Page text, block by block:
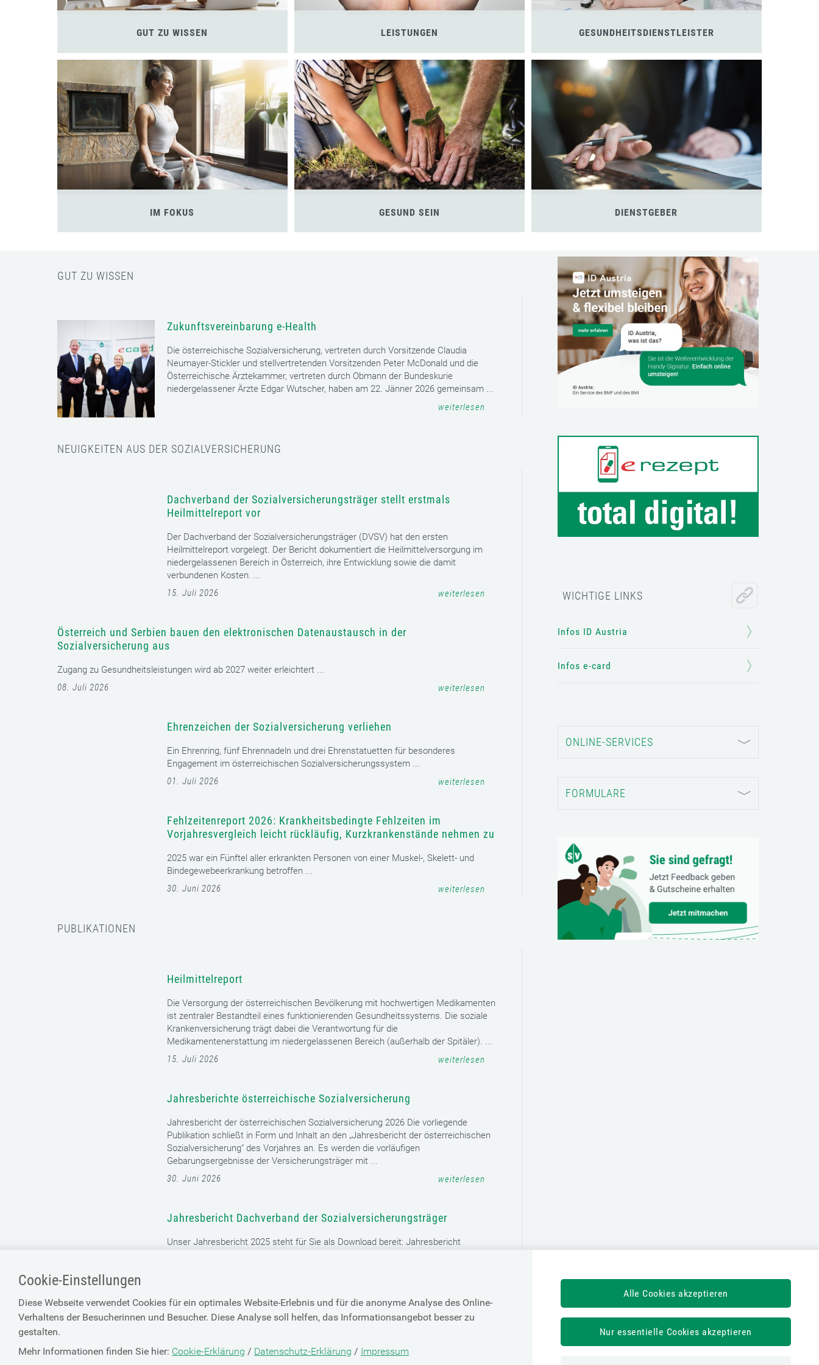
Cookie-Einstellungen
Diese Webseite verwendet Cookies für ein optimales Website-Erlebnis und für die anonyme Analyse des Online-
Verhaltens der Besucherinnen und Besucher. Diese Analyse soll helfen, das Informationsangebot besser zu
gestalten.
Mehr Informationen finden Sie hier: Cookie-Erklärung / Datenschutz-Erklärung / Impressum
Alle Cookies akzeptieren
Nur essentielle Cookies akzeptieren
GUT ZU WISSEN LEISTUNGEN GESUNDHEITSDIENSTLEISTER
IM FOKUS GESUND SEIN DIENSTGEBER
WICHTIGE LINKS
Infos ID Austria
Infos e-card
ONLINE-SERVICES
FORMULARE
GUT ZU WISSEN
Zukunftsvereinbarung e-Health
Die österreichische Sozialversicherung, vertreten durch Vorsitzende Claudia
Neumayer-Stickler und stellvertretenden Vorsitzenden Peter McDonald und die
Österreichische Ärztekammer, vertreten durch Obmann der Bundeskurie
niedergelassener Ärzte Edgar Wutscher, haben am 22. Jänner 2026 gemeinsam ...
weiterlesen
NEUIGKEITEN AUS DER SOZIALVERSICHERUNG
Dachverband der Sozialversicherungsträger stellt erstmals
Heilmittelreport vor
Der Dachverband der Sozialversicherungsträger (DVSV) hat den ersten
Heilmittelreport vorgelegt. Der Bericht dokumentiert die Heilmittelversorgung im
niedergelassenen Bereich in Österreich, ihre Entwicklung sowie die damit
verbundenen Kosten. ...
15. Juli 2026
weiterlesen
Österreich und Serbien bauen den elektronischen Datenaustausch in der
Sozialversicherung aus
Zugang zu Gesundheitsleistungen wird ab 2027 weiter erleichtert ...
08. Juli 2026
weiterlesen
Ehrenzeichen der Sozialversicherung verliehen
Ein Ehrenring, fünf Ehrennadeln und drei Ehrenstatuetten für besonderes
Engagement im österreichischen Sozialversicherungssystem ...
01. Juli 2026
weiterlesen
Vorjahresvergleich leicht rückläufig, Kurzkrankenstände nehmen zu
2025 war ein Fünftel aller erkrankten Personen von einer Muskel-, Skelett- und
Heilmittelreport
Die Versorgung der österreichischen Bevölkerung mit hochwertigen Medikamenten
ist zentraler Bestandteil eines funktionierenden Gesundheitssystems. Die soziale
15. Juli 2026
Jahresberichte österreichische Sozialversicherung
Publikation schließt in Form und Inhalt an den „Jahresbericht der österreichischen
Gebarungsergebnisse der Versicherungsträger mit ...
Jahresbericht Dachverband der Sozialversicherungsträger
Dachverband der Sozialversicherungsträger 2025 ( PDF, 5 MB) ...